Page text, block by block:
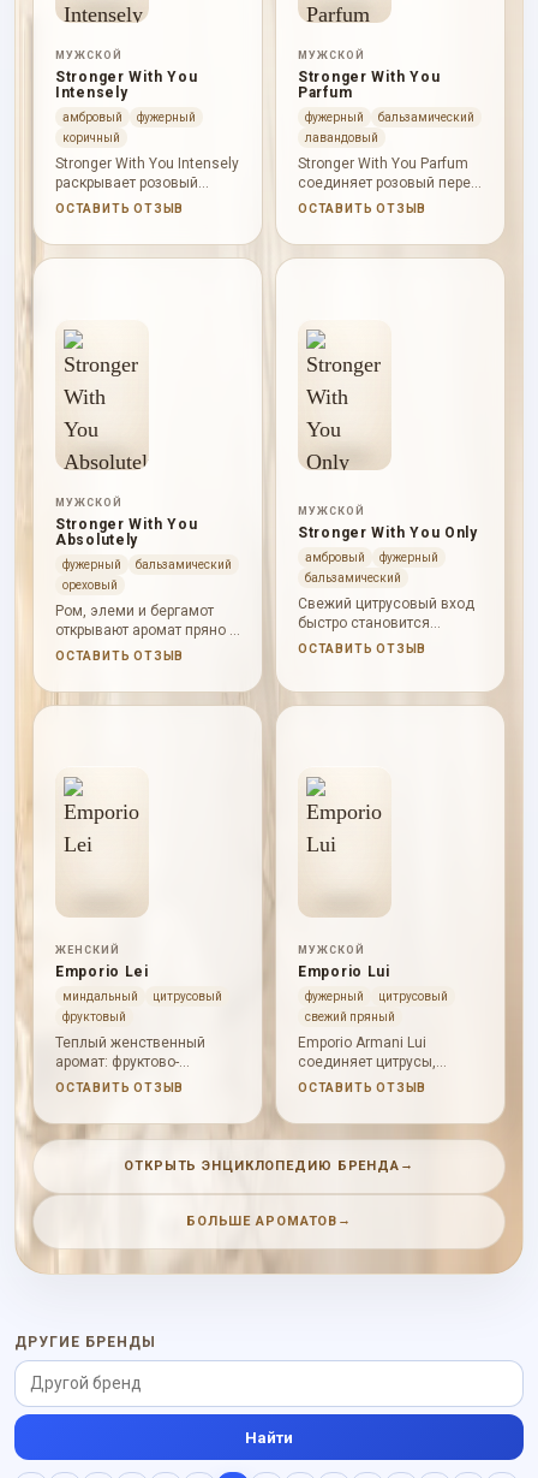
МУЖСКОЙ
Stronger With You
Intensely
амбровый
фужерный
коричный
Stronger With You Intensely
раскрывает розовый
перец, можжевельник и
ириску, корицу, лаванду,
шалфей, ваниль, амбру,
ОСТАВИТЬ ОТЗЫВ
МУЖСКОЙ
Stronger With You
Parfum
фужерный
бальзамический
лавандовый
Stronger With You Parfum
соединяет розовый перец,
мандарин, лаванду,
ваниль и кожу.
ОСТАВИТЬ ОТЗЫВ
МУЖСКОЙ
Stronger With You
Absolutely
фужерный
бальзамический
ореховый
Ром, элеми и бергамот
открывают аромат пряно и
смолисто; лаванда и
мадагаскарской ванили,
каштану, кедру и пачули.
ОСТАВИТЬ ОТЗЫВ
МУЖСКОЙ
Stronger With You Only
амбровый
фужерный
бальзамический
Свежий цитрусовый вход
быстро становится
теплым и уютным:
ОСТАВИТЬ ОТЗЫВ
ЖЕНСКИЙ
Emporio Lei
миндальный
цитрусовый
фруктовый
Теплый женственный
аромат: фруктово-
цитрусовый вход, белые
мягкая сладкая база.
ОСТАВИТЬ ОТЗЫВ
МУЖСКОЙ
Emporio Lui
фужерный
цитрусовый
свежий пряный
Emporio Armani Lui
соединяет цитрусы,
яблоко, шалфей,
сандал, мох, кедр, бобы
тонка, мускус и амбру.
ОСТАВИТЬ ОТЗЫВ
ОТКРЫТЬ ЭНЦИКЛОПЕДИЮ БРЕНДА →
БОЛЬШЕ АРОМАТОВ →
ДРУГИЕ БРЕНДЫ
Найти